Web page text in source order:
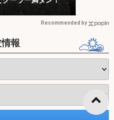
Recommended by
報